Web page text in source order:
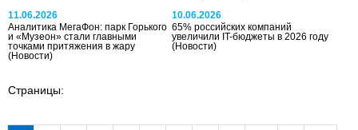
11.06.2026
Аналитика МегаФон: парк Горького
и «Музеон» стали главными
точками притяжения в жару
(Новости)
10.06.2026
65% российских компаний
увеличили IT-бюджеты в 2026 году
(Новости)
Страницы: